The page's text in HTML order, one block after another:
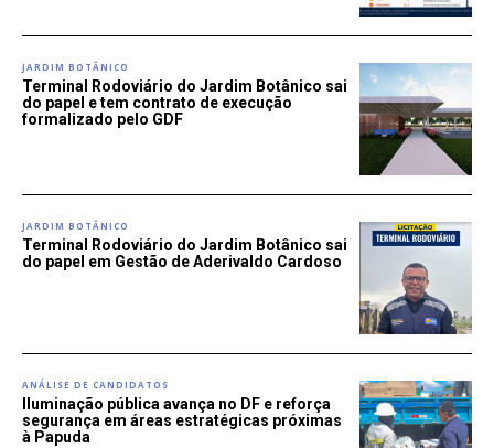
JARDIM BOTÂNICO
Terminal Rodoviário do Jardim Botânico sai
do papel e tem contrato de execução
formalizado pelo GDF
JARDIM BOTÂNICO
Terminal Rodoviário do Jardim Botânico sai
do papel em Gestão de Aderivaldo Cardoso
ANÁLISE DE CANDIDATOS
Iluminação pública avança no DF e reforça
segurança em áreas estratégicas próximas
à Papuda